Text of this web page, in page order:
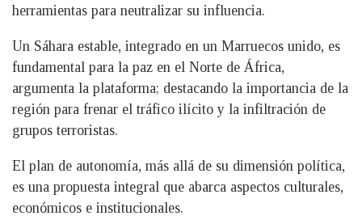
herramientas para neutralizar su influencia.
Un Sáhara estable, integrado en un Marruecos unido, es
fundamental para la paz en el Norte de África,
argumenta la plataforma; destacando la importancia de la
región para frenar el tráfico ilícito y la infiltración de
grupos terroristas.
El plan de autonomía, más allá de su dimensión política,
es una propuesta integral que abarca aspectos culturales,
económicos e institucionales.